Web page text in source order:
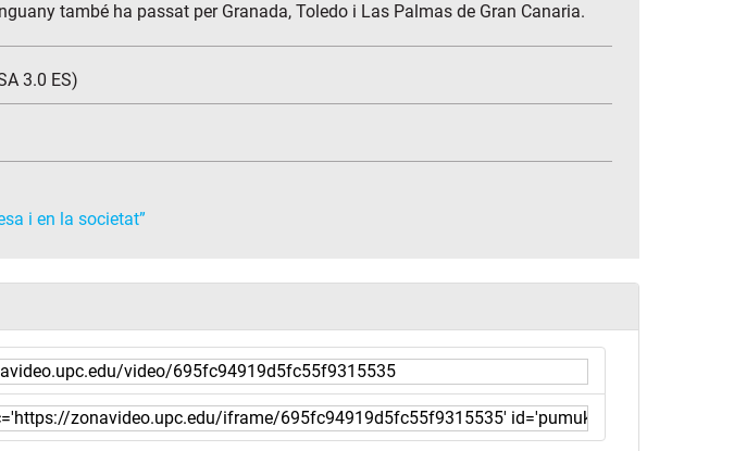
també ha passat per Granada, Toledo i Las Palmas de Gran Canaria.
3.0 ES)
i en la societat”